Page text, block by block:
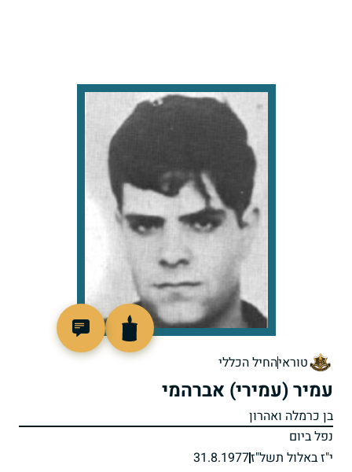
טוראיהחיל הכללי
עמיר (עמירי) אברהמי
בן כרמלה ואהרון
נפל ביום
י"ז באלול תשל"ז31.8.1977